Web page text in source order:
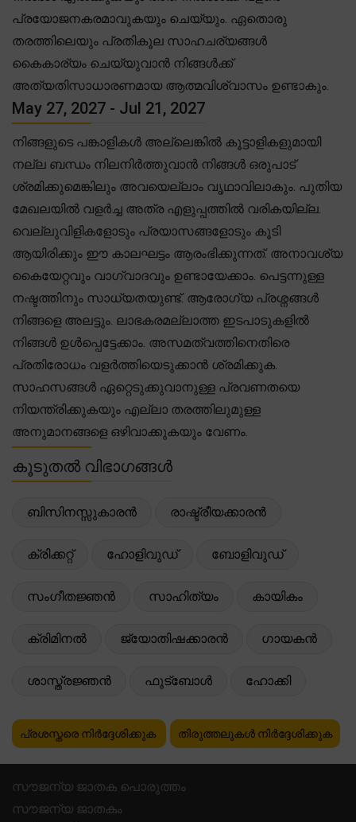
പ്രയോജനകരമാവുകയും ചെയ്യും. ഏതൊരു
തരത്തിലെയും പ്രതികൂല സാഹചര്യങ്ങൾ
കൈകാര്യം ചെയ്യുവാൻ നിങ്ങൾക്ക്
അത്യതിസാധാരണമായ ആത്മവിശ്വാസം ഉണ്ടാകും.
May 27, 2027 - Jul 21, 2027
നിങ്ങളുടെ പങ്കാളികൾ അല്ലെങ്കിൽ കൂട്ടാളികളുമായി
നല്ല ബന്ധം നിലനിർത്തുവാൻ നിങ്ങൾ ഒരുപാട്
ശ്രമിക്കുമെങ്കിലും അവയെല്ലാം വൃഥാവിലാകും. പുതിയ
മേഖലയിൽ വളർച്ച അത്ര എളുപ്പത്തിൽ വരികയില്ല.
വെല്ലുവിളികളോടും പ്രയാസങ്ങളോടും കൂടി
ആയിരിക്കും ഈ കാലഘട്ടം ആരംഭിക്കുന്നത്. അനാവശ്യ
കൈയേറ്റവും വാഗ്വാദവും ഉണ്ടായേക്കാം. പെട്ടന്നുള്ള
നഷ്ടത്തിനും സാധ്യതയുണ്ട്. ആരോഗ്യ പ്രശ്നങ്ങൾ
നിങ്ങളെ അലട്ടും. ലാഭകരമല്ലാത്ത ഇടപാടുകളിൽ
നിങ്ങൾ ഉൾപ്പെട്ടേക്കാം. അസമത്വത്തിനെതിരെ
പ്രതിരോധം വളർത്തിയെടുക്കാൻ ശ്രമിക്കുക.
സാഹസങ്ങൾ ഏറ്റെടുക്കുവാനുള്ള പ്രവണതയെ
നിയന്ത്രിക്കുകയും എല്ലാ തരത്തിലുമുള്ള
അനുമാനങ്ങളെ ഒഴിവാക്കുകയും വേണം.
കൂടുതൽ വിഭാഗങ്ങൾ
ബിസിനസ്സുകാരൻ രാഷ്ട്രീയക്കാരൻ
ക്രിക്കറ്റ് ഹോളിവുഡ് ബോളിവുഡ്
സംഗീതജ്ഞൻ സാഹിത്യം കായികം
ക്രിമിനൽ ജ്യോതിഷക്കാരൻ ഗായകൻ
ശാസ്ത്രജ്ഞൻ ഫുട്ബോൾ ഹോക്കി
പ്രശസ്തരെ നിർദ്ദേശിക്കുക തിരുത്തലുകൾ നിർദ്ദേശിക്കുക
സൗജന്യ ജാതക പൊരുത്തം
സൗജന്യ ജാതകം